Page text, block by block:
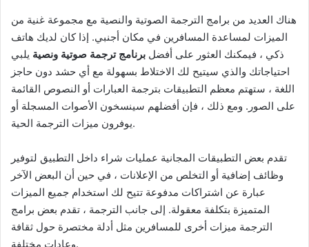
هناك العديد من برامج الترجمة الصوتية والنصية مع مجموعة غنية من
الميزات لمساعدة المسافرين في مكان أجنبي. إذا كان لديك هاتف
ذكي ، فيمكنك العثور على أفضل برنامج ترجمة صوتية ونصية يلبي
احتياجاتك والذي سيتيح لك الاختلاط بسهولة مع أي حشد دون حاجز
اللغة ، ستهتم معظم التطبيقات بترجمة العبارات أو النصوص القائمة
على الصور. ومع ذلك ، فإن أفضلهم سينسخون الأصوات المسجلة أو
يوفرون ميزات الترجمة الحية.
تقدم بعض التطبيقات المجانية عمليات شراء داخل التطبيق لتوفير
وظائف إضافية أو التخلص من الإعلانات ، في حين أن البعض الآخر
عبارة عن اشتراكات مدفوعة تتيح لك استخدام جميع الميزات
المتميزة بتكلفة معقولة. إلى جانب الترجمة ، تقدم بعض برامج
الترجمة ميزات أخرى للمسافرين مثل أدلة مختصرة حول ثقافة
وعادات مختلفة.